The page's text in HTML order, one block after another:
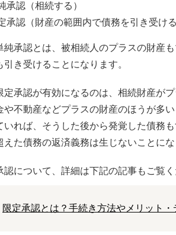
承認（相続する）
承認（財産の範囲内で債務を引き受ける
承認とは、被相続人のプラスの財産
引き受けることになります。
承認が有効になるのは、相続財産が
や不動産などプラスの財産のほうが多
いれば、そうした後から発覚した債務
えた債務の返済義務は生じないことにな
認について、詳細は下記の記事もご覧く
限定承認とは？手続き方法やメリット